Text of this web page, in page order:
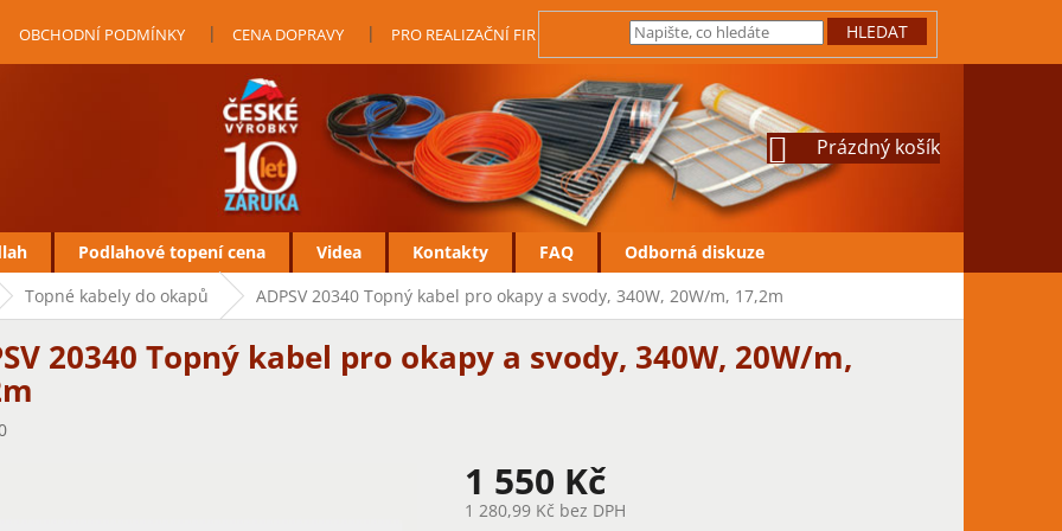
OBCHODNÍ PODMÍNKY CENA DOPRAVY PRO REALIZAČNÍ FIRMY JAK REKLAMOVAT VRÁCENÍ ZBOŽÍ
HLEDAT
NÁKUPNÍ
KOŠÍK
Prázdný košík
Podlahové topení cena Videa Kontakty FAQ
Odborná diskuze
Topné kabely do okapů ADPSV 20340 Topný kabel pro okapy a svody, 340W, 20W/m, 17,2m
20340 Topný kabel pro okapy a svody, 340W, 20W/m,
1 550 Kč
1 280,99 Kč bez DPH